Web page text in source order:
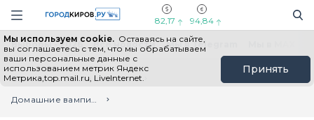
Навигация сайта
82,17 94,84
Мы используем cookie. Оставаясь на сайте,
вы соглашаетесь с тем, что мы обрабатываем
ваши персональные данные с
использованием метрик Яндекс
Метрика,top.mail.ru, LiveInternet.
Принять
Выборы - 2026 Все новости Мы в Telegram
Главная
Лента новостей
Домашние вампиры: шесть вещей в доме, которые крадут ваше здоровье день за днем — проверьте, есть ли они у вас